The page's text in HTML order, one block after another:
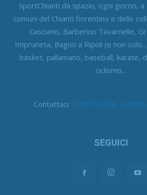
SportChianti dà spazio, ogni giorno,
comuni del Chianti fiorentino e delle
Casciano, Barberino Tavarnelle,
Impruneta, Bagno a Ripoli (e non
basket, pallamano, baseball, karate,
ciclismo...
Contattaci: 3391552376 -
SEGUICI